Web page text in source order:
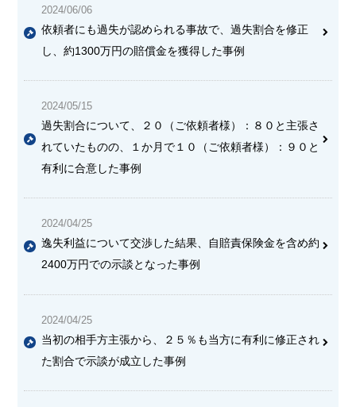
2024/06/06
依頼者にも過失が認められる事故で、過失割合を修正
し、約1300万円の賠償金を獲得した事例
2024/05/15
過失割合について、２０（ご依頼者様）：８０と主張さ
れていたものの、１か月で１０（ご依頼者様）：９０と
有利に合意した事例
2024/04/25
逸失利益について交渉した結果、自賠責保険金を含め約
2400万円での示談となった事例
2024/04/25
当初の相手方主張から、２５％も当方に有利に修正され
た割合で示談が成立した事例